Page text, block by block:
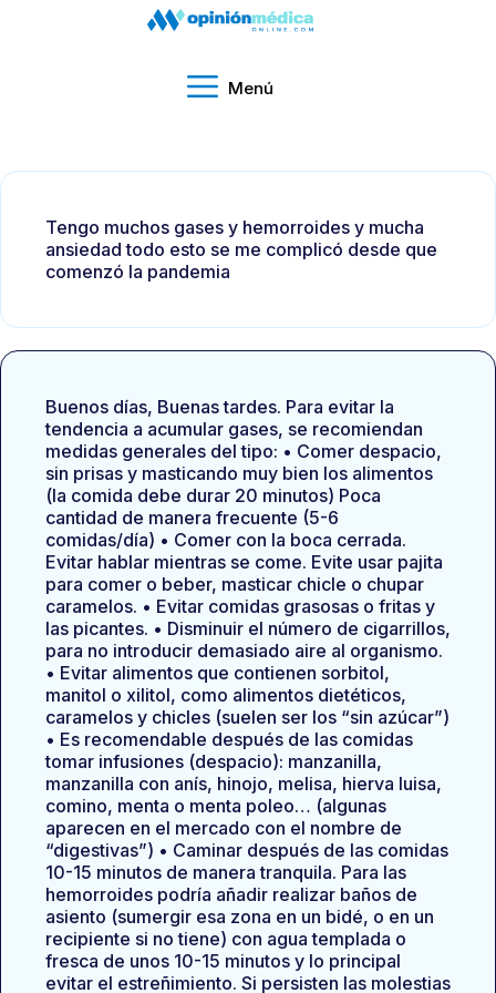
Menú
Tengo muchos gases y hemorroides y mucha
ansiedad todo esto se me complicó desde que
comenzó la pandemia
Buenos días, Buenas tardes. Para evitar la
tendencia a acumular gases, se recomiendan
medidas generales del tipo: • Comer despacio,
sin prisas y masticando muy bien los alimentos
(la comida debe durar 20 minutos) Poca
cantidad de manera frecuente (5-6
comidas/día) • Comer con la boca cerrada.
Evitar hablar mientras se come. Evite usar pajita
para comer o beber, masticar chicle o chupar
caramelos. • Evitar comidas grasosas o fritas y
las picantes. • Disminuir el número de cigarrillos,
para no introducir demasiado aire al organismo.
• Evitar alimentos que contienen sorbitol,
manitol o xilitol, como alimentos dietéticos,
caramelos y chicles (suelen ser los “sin azúcar”)
• Es recomendable después de las comidas
tomar infusiones (despacio): manzanilla,
manzanilla con anís, hinojo, melisa, hierva luisa,
comino, menta o menta poleo… (algunas
aparecen en el mercado con el nombre de
“digestivas”) • Caminar después de las comidas
10-15 minutos de manera tranquila. Para las
hemorroides podría añadir realizar baños de
asiento (sumergir esa zona en un bidé, o en un
recipiente si no tiene) con agua templada o
fresca de unos 10-15 minutos y lo principal
evitar el estreñimiento. Si persisten las molestias